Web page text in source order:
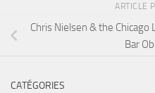
ARTICLE
Chris Nielsen & the Chicago
Bar
CATÉGORIES